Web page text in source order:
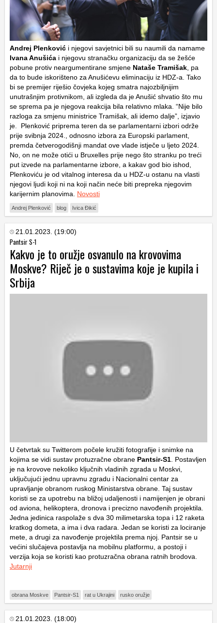
Andrej Plenković i njegovi savjetnici bili su naumili da namame
Ivana Anušića i njegovu stranačku organizaciju da se žešće
pobune protiv neargumentirane smjene Nataše Tramišak , pa
da to bude iskorišteno za Anušićevu eliminaciju iz HDZ-a. Tako
bi se premijer riješio čovjeka kojeg smatra najozbiljnijim
unutrašnjim protivnikom, ali izgleda da je Anušić shvatio što mu
se sprema pa je njegova reakcija bila relativno mlaka. “Nije bilo
razloga za smjenu ministrice Tramišak, ali idemo dalje”, izjavio
je. Plenković priprema teren da se parlamentarni izbori održe
prije svibnja 2024., odnosno izbora za Europski parlament,
premda četverogodišnji mandat ove vlade istječe u ljeto 2024.
No, on ne može otići u Bruxelles prije nego što stranku po treći
put izvede na parlamentarne izbore, a kakav god bio ishod,
Plenkoviću je od vitalnog interesa da u HDZ-u ostanu na vlasti
njegovi ljudi koji ni na koji način neće biti prepreka njegovim
karijernim planovima. Novosti
Andrej Plenković blog Ivica Đikić
21.01.2023. (19:00)
Pantsir S-1
Kakvo je to oružje osvanulo na krovovima
Moskve? Riječ je o sustavima koje je kupila i
Srbija
U četvrtak su Twitterom počele kružiti fotografije i snimke na
kojima se vidi sustav protuzračne obrane Pantsir-S1 . Postavljen
je na krovove nekoliko ključnih vladinih zgrada u Moskvi,
uključujući jednu upravnu zgradu i Nacionalni centar za
upravljanje obranom ruskog Ministarstva obrane. Taj sustav
koristi se za upotrebu na bližoj udaljenosti i namijenjen je obrani
od aviona, helikoptera, dronova i precizno navođenih projektila.
Jedna jedinica raspolaže s dva 30 milimetarska topa i 12 raketa
kratkog dometa, a ima i dva radara. Jedan se koristi za lociranje
mete, a drugi za navođenje projektila prema njoj. Pantsir se u
većini slučajeva postavlja na mobilnu platformu, a postoji i
verzija koja se koristi kao protuzračna obrana ratnih brodova.
Jutarnji
obrana Moskve Pantsir-S1 rat u Ukrajini rusko oružje
21.01.2023. (18:00)